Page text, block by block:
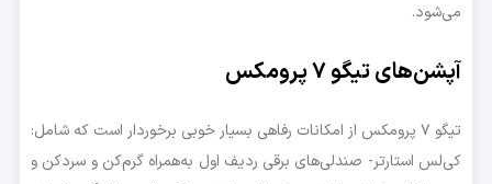
می‌شود.
آپشن‌های تیگو ۷ پرومکس
تیگو ۷ پرومکس از امکانات رفاهی بسیار خوبی برخوردار است که شامل:
کی‌لس استارتر- صندلی‌های برقی ردیف اول به‌همراه گرم‌کن و سردکن و